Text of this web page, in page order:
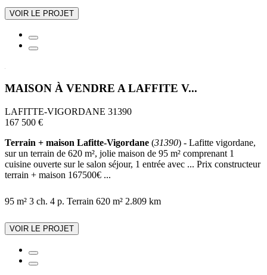
VOIR LE PROJET
MAISON À VENDRE A LAFFITE V...
LAFITTE-VIGORDANE 31390
167 500 €
Terrain + maison Lafitte-Vigordane (31390) - Lafitte vigordane,
sur un terrain de 620 m², jolie maison de 95 m² comprenant 1
cuisine ouverte sur le salon séjour, 1 entrée avec ... Prix constructeur
terrain + maison 167500€ ...
95 m² 3 ch. 4 p. Terrain 620 m² 2.809 km
VOIR LE PROJET